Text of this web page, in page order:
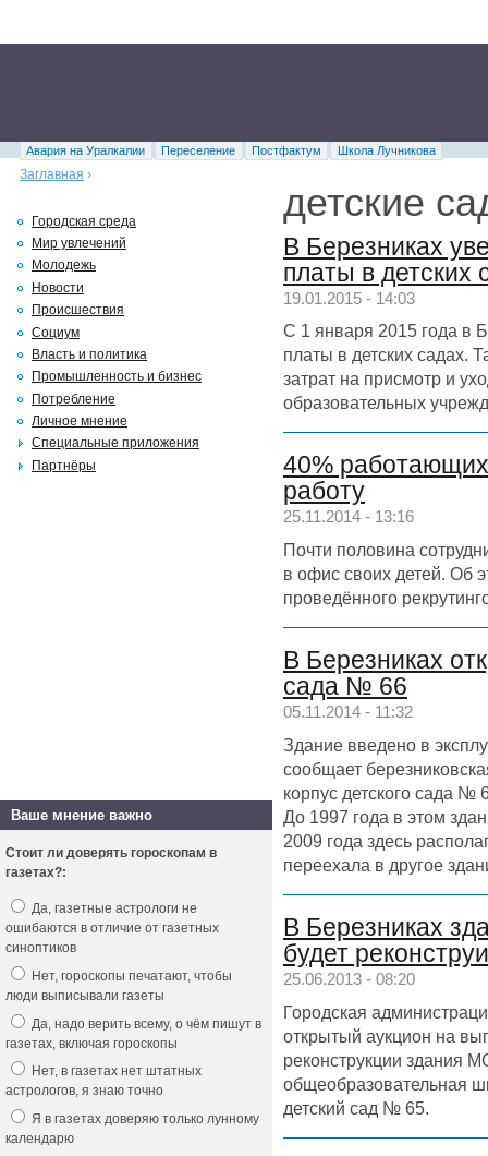
Авария на Уралкалии Переселение Постфактум
Школа Лучникова
Заглавная ›
детские
В Березниках
платы в детских
19.01.2015 - 14:03
С 1 января 2015 года в
платы в детских садах.
затрат на присмотр и
образовательных
40%
работу
25.11.2014 - 13:16
Почти половина
в офис своих детей. Об
проведённого
В Березниках
сада № 66
05.11.2014 - 11:32
Здание введено в
сообщает
корпус детского сада
До 1997 года в этом
2009 года здесь
переехала в другое
В Березниках
будет
25.06.2013 - 08:20
Городская
открытый аукцион на
реконструкции здания
общеобразовательная
детский сад № 65.
Городская среда
Мир увлечений
Молодежь
Новости
Происшествия
Социум
Власть и политика
Промышленность и бизнес
Потребление
Личное мнение
Специальные приложения
Партнёры
Ваше мнение важно
Стоит ли доверять гороскопам в
газетах?:
Да, газетные астрологи не
ошибаются в отличие от газетных
синоптиков
Нет, гороскопы печатают, чтобы
люди выписывали газеты
Да, надо верить всему, о чём пишут в
газетах, включая гороскопы
Нет, в газетах нет штатных
астрологов, я знаю точно
Я в газетах доверяю только лунному
календарю